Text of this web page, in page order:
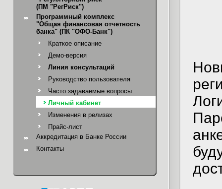
(ПМ "РегРиск")
Программный комплекс
"Общая финансовая отчетность
банка" (ПК "ОФО-Банк")
Краткое описание
Демо-версия
Линия консультаций
Руководство пользователя
Часто задаваемые вопросы
Личный кабинет
Изменения в релизах
Прайс-лист
Аккредитация в Банке России
Контакты